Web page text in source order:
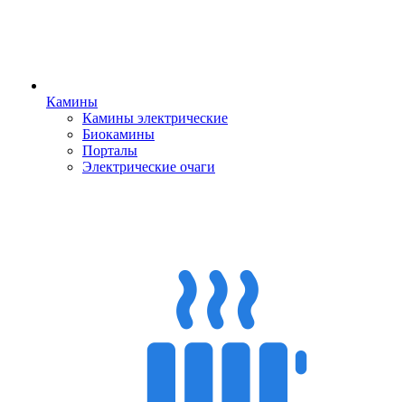
Камины
Камины электрические
Биокамины
Порталы
Электрические очаги